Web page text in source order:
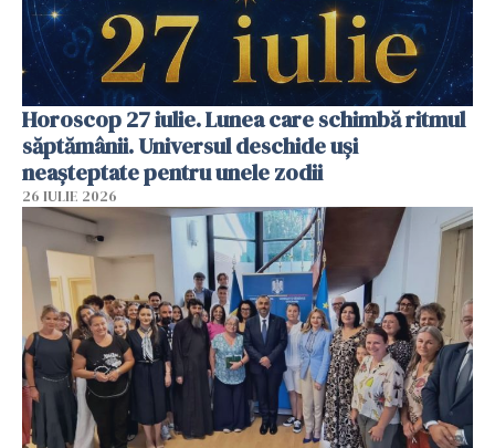
Horoscop 27 iulie. Lunea care schimbă ritmul
săptămânii. Universul deschide uși
neașteptate pentru unele zodii
26 IULIE 2026